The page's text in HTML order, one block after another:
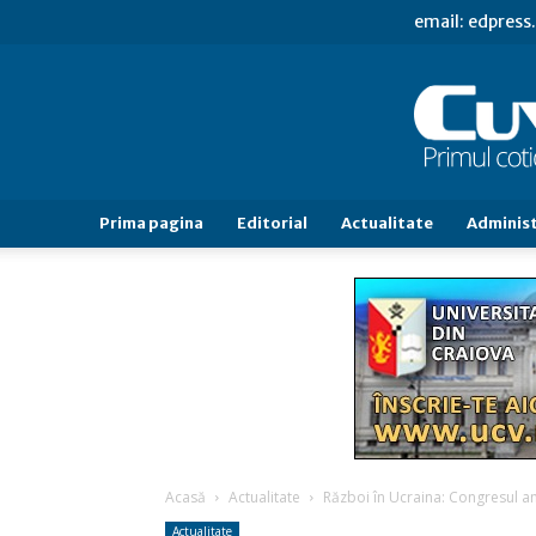
email:
Prima pagina Editorial Actualitate
Acasă Actualitate Război în Ucraina: Congresul
Actualitate